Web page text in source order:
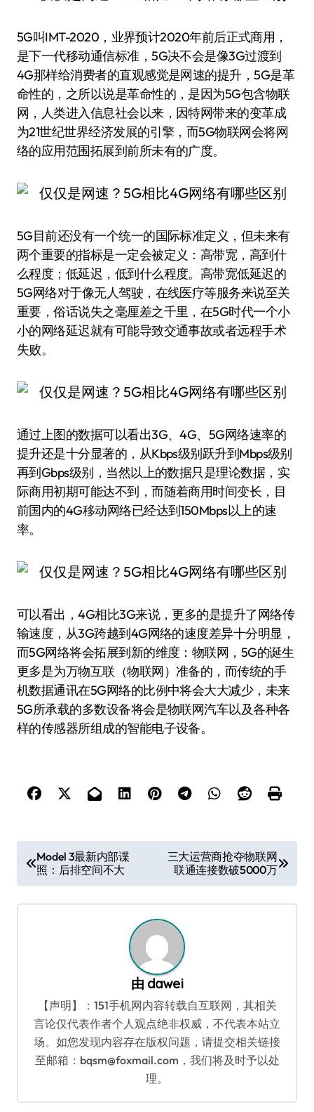
5G叫IMT-2020，业界预计2020年前后正式商用，
是下一代移动通信标准，5G决不会是像3G过渡到
4G那样给消费者的直观感觉是网速的提升，5G是革
命性的，之所以说是革命性的，是因为5G包含物联
网，人类进入信息社会以来，因特网带来的变革成
为21世纪世界经济发展的引擎，而5G物联网会将网
络的应用范围拓展到前所未有的广度。
5G目前还没有一个统一的国际标准定义，但未来有
两个重要的指标是一定会被定义：高带宽，高到什
么程度；低延迟，低到什么程度。高带宽低延迟的
5G网络对于像无人驾驶，在线医疗等服务来说至关
重要，俗话说失之毫厘差之千里，在5G时代一个小
小的网络延迟就有可能导致交通事故或者远程手术
失败。
通过上图的数据可以看出3G、4G、5G网络速率的
提升还是十分显著的，从Kbps级别跃升到Mbps级别
再到Gbps级别，当然以上的数据只是理论数据，实
际商用初期可能达不到，而随着商用时间变长，目
前国内的4G移动网络已经达到150Mbps以上的速
率。
可以看出，4G相比3G来说，更多的是提升了网络传
输速度，从3G跨越到4G网络的速度差异十分明显，
而5G网络将会拓展到新的维度：物联网，5G的诞生
更多是为万物互联（物联网）准备的，而传统的手
机数据通讯在5G网络的比例中将会大大减少，未来
5G所承载的多数设备将会是物联网汽车以及各种各
样的传感器所组成的智能电子设备。
章
导
Model 3最新内部谍
照：后排空间不大
三大运营商抢夺物联网
联通连接数破5000万
由 dawei
【声明】：151手机网内容转载自互联网，其相关
言论仅代表作者个人观点绝非权威，不代表本站立
场。如您发现内容存在版权问题，请提交相关链接
至邮箱：bqsm@foxmail.com，我们将及时予以处
理。